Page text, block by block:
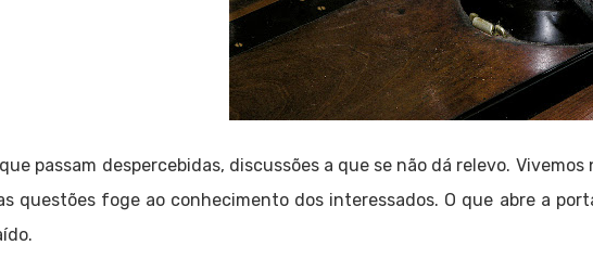
passam despercebidas, discussões a que se não dá relevo.
questões foge ao conhecimento dos interessados. O que abre a